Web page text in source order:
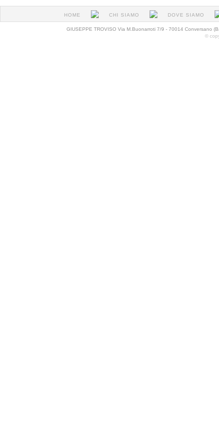
HOME CHI SIAMO DOVE SIAMO
GIUSEPPE TROVISO Via M.Buonarroti 7/9 - 70014
©